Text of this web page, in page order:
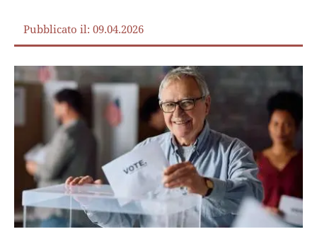
Pubblicato il: 09.04.2026